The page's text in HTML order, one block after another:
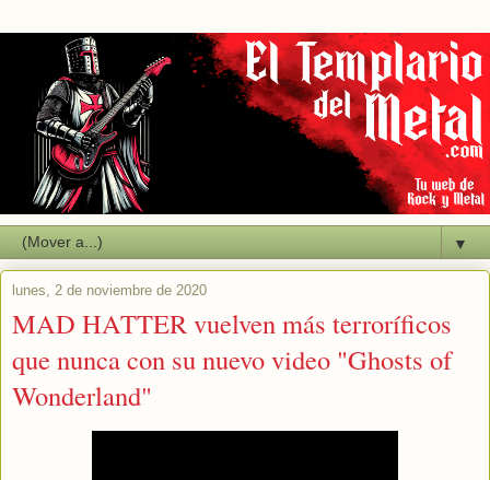
▼
lunes, 2 de noviembre de 2020
MAD HATTER vuelven más terroríficos
que nunca con su nuevo video "Ghosts of
Wonderland"